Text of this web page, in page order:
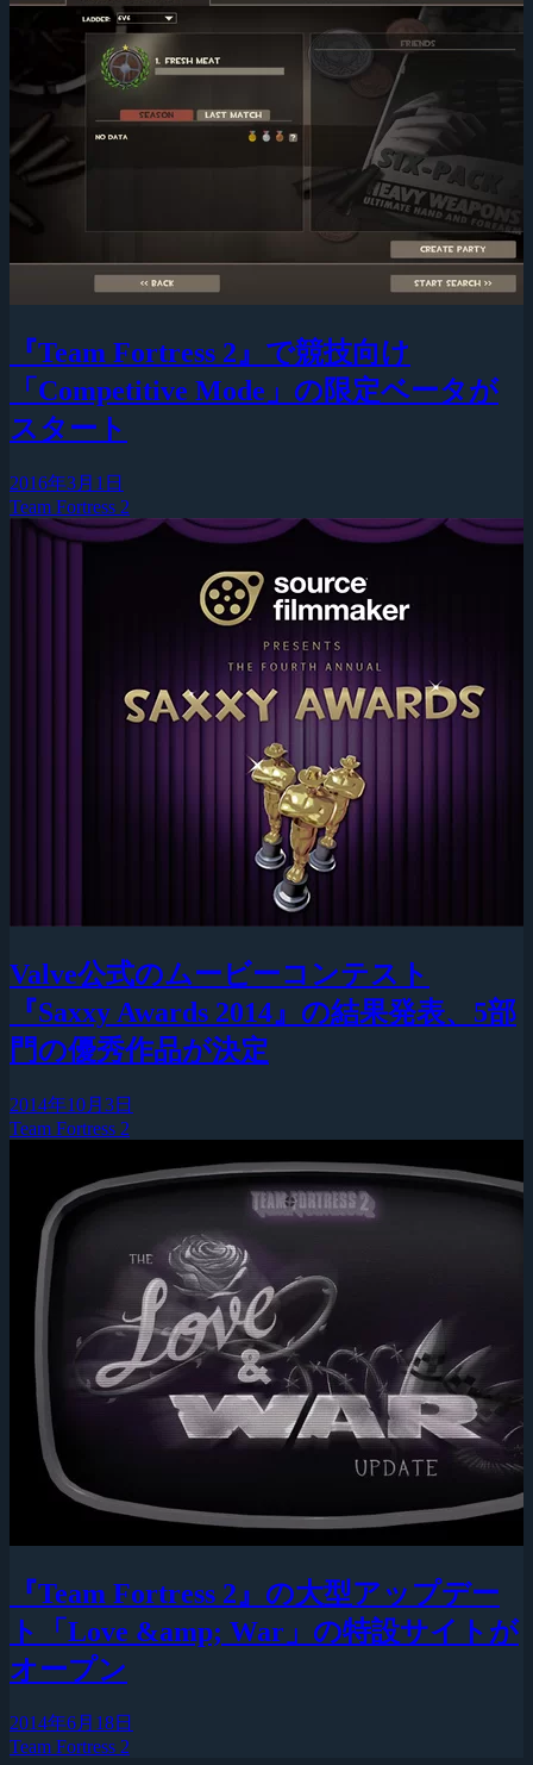
『Team Fortress 2』で競技向け
「Competitive Mode」の限定ベータが
スタート
2016年3月1日
Team Fortress 2
Valve公式のムービーコンテスト
『Saxxy Awards 2014』の結果発表、5部
門の優秀作品が決定
2014年10月3日
Team Fortress 2
『Team Fortress 2』の大型アップデー
ト「Love &amp; War」の特設サイトが
オープン
2014年6月18日
Team Fortress 2